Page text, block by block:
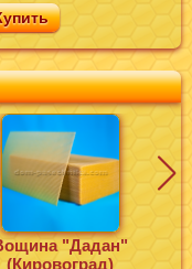
"Дадан"
(Кировоград)